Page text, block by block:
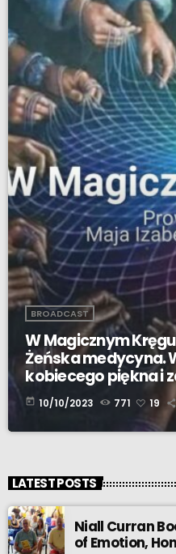
BROADCAST
W Magicznym
Żeńska medycyna.
kobiecego piękna i
today 10/10/2023 771 19
LATEST POSTS
Niall Curran
of Emotion,